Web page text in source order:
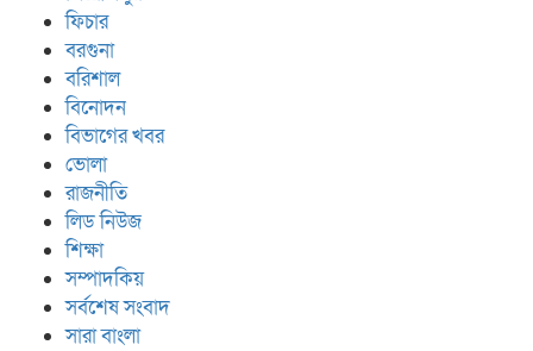
ফিচার
বরগুনা
বরিশাল
বিনোদন
বিভাগের খবর
ভোলা
রাজনীতি
লিড নিউজ
শিক্ষা
সম্পাদকিয়
সর্বশেষ সংবাদ
সারা বাংলা